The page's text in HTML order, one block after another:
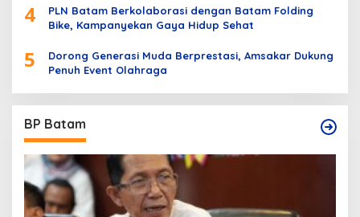
4
PLN Batam Berkolaborasi dengan Batam Folding
Bike, Kampanyekan Gaya Hidup Sehat
5
Dorong Generasi Muda Berprestasi, Amsakar Dukung
Penuh Event Olahraga
BP Batam